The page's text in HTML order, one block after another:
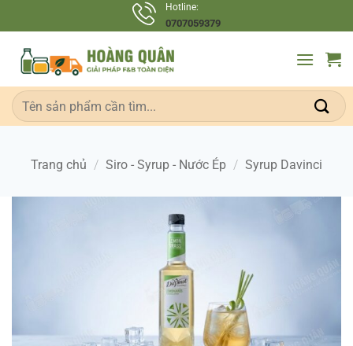
qua
dung
Hotline:
0707059379
Tìm
kiếm:
Trang chủ / Siro - Syrup - Nước Ép / Syrup Davinci